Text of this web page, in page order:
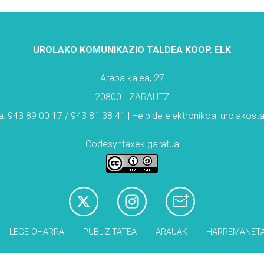
UROLAKO KOMUNIKAZIO TALDEA KOOP. ELK
Araba kalea, 27
20800 - ZARAUTZ
943 89 00 17 / 943 81 38 41 | Helbide elektronikoa:
Codesyntaxek garatua
LEGE OHARRA PUBLIZITATEA ARAUAK